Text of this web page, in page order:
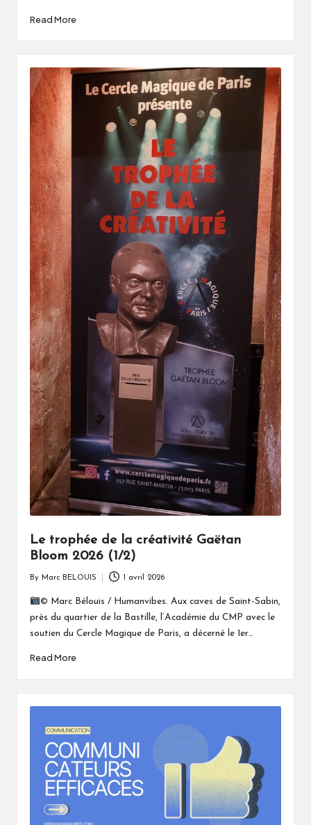
Read More
Le trophée de la créativité Gaëtan
Bloom 2026 (1/2)
by
By Marc BELOUIS 1 avril 2026
© Marc Bélouis / Humanvibes. Aux caves de Saint-Sabin,
près du quartier de la Bastille, l’Académie du CMP avec le
soutien du Cercle Magique de Paris, a décerné le 1er…
Read More